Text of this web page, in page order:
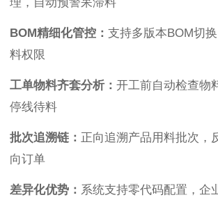
BOM精细化管控： 支持多版本BOM切
料权限
工单物料齐套分析： 开工前自动检查物
停线待料
批次追溯链： 正向追溯产品用料批次，
向订单
差异化优势： 系统支持零代码配置，企